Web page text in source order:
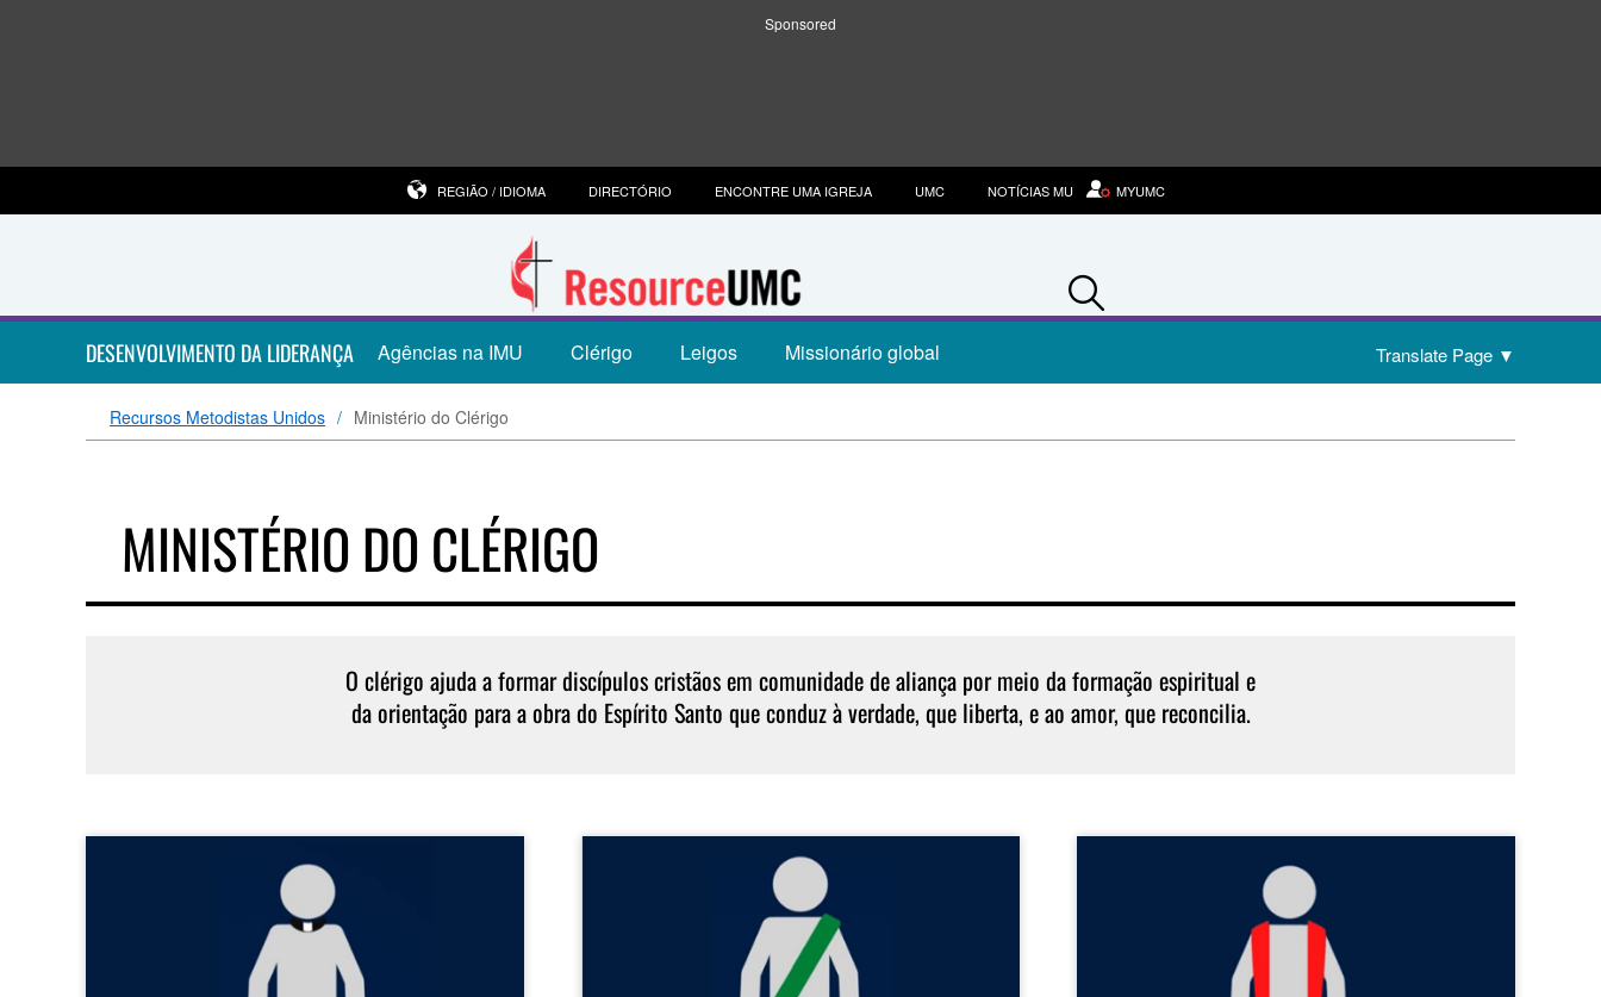
Sponsored
REGIÃO / IDIOMA DIRECTÓRIO ENCONTRE UMA IGREJA UMC NOTÍCIAS MU MYUMC
DESENVOLVIMENTO DA LIDERANÇA Agências na IMU Clérigo Leigos Missionário global Translate Page ▼
Recursos Metodistas Unidos Ministério do Clérigo
MINISTÉRIO DO CLÉRIGO
O clérigo ajuda a formar discípulos cristãos em comunidade de aliança por meio da formação espiritual e
da orientação para a obra do Espírito Santo que conduz à verdade, que liberta, e ao amor, que reconcilia.